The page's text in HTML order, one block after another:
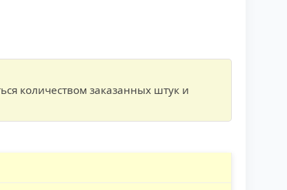
количеством заказанных штук и